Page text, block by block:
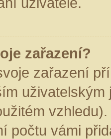
zařazení?
zařazení
počtu vámi